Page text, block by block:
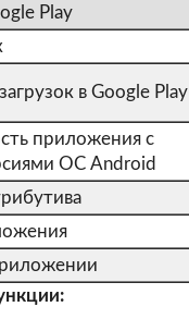
Play
в Google Play
приложения с
ОС Android